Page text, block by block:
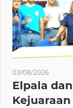
03/08/2026
Elpala